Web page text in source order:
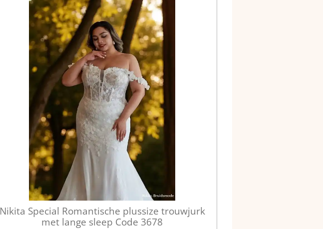
Nikita Special Romantische plussize trouwjurk
met lange sleep Code 3678